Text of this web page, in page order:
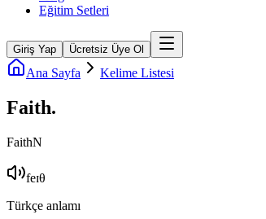
Eğitim Setleri
Giriş Yap Ücretsiz Üye Ol
Ana Sayfa Kelime Listesi
Faith.
FaithN
feɪθ
Türkçe anlamı